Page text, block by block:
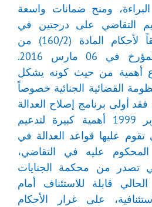
ومنح ضمانات واسعة
التقاضي على درجتين في
المسائل الجنائية طبقاً لأحكام المادة (160/2) من
التعديل الدستوري المؤرخ في 06 مارس 2016.
أهمية من حيث كونه يشكل
القضائية الجنائية خصوصاً
أولى برنامج إصلاح العدالة
المؤرخ في 20 أكتوبر 1999 أهمية كبيرة لتدعيم
تقوم عليها قواعد العدالة في
عليه في التقاضي،
تصدر من محكمة الجنايات
قابلة للاستئناف أمام
على غرار الأحكام